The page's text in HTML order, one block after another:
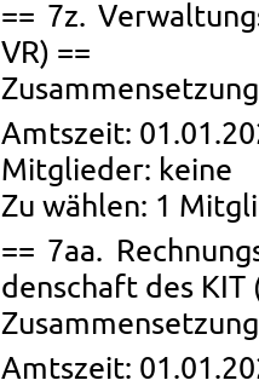
== 7z.
VR) ==
Amts­zeit:
Mit­glie­der: keine
Zu wäh­len: 1
== 7aa.
den­schaft des KIT
Amts­zeit: